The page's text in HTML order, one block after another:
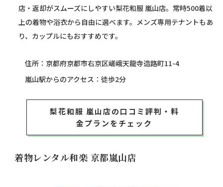
店・返却がスムーズにしやすい梨花和服 嵐山店。常時500着以
上の着物や浴衣から自由に選べます。メンズ専用テナントもあ
り、カップルにもおすすめです。
住所：京都府京都市右京区嵯峨天龍寺造路町11-4
嵐山駅からのアクセス：徒歩2分
梨花和服 嵐山店の口コミ評判・料
金プランをチェック
着物レンタル和楽 京都嵐山店